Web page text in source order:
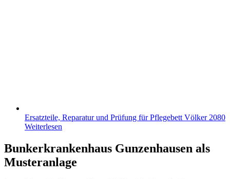
Ersatzteile, Reparatur und Prüfung für Pflegebett Völker 2080
Weiterlesen
Bunkerkrankenhaus Gunzenhausen als
Musteranlage